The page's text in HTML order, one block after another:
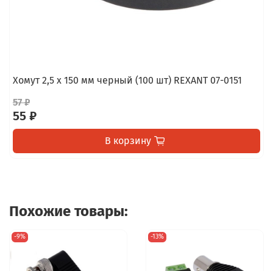
Хомут 2,5 х 150 мм черный (100 шт) REXANT 07-0151
57 ₽
55 ₽
В корзину
Похожие товары:
-9% -13%